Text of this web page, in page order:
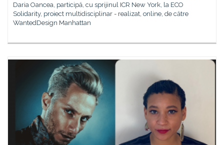
Daria Oancea, participă, cu sprijinul ICR New York, la ECO
Solidarity, proiect multidisciplinar - realizat, online, de către
WantedDesign Manhattan